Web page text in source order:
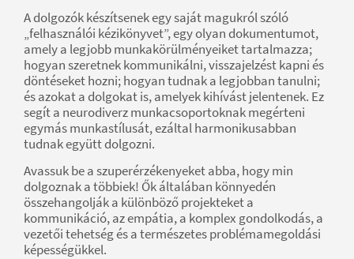
A dolgozók készítsenek egy saját magukról szóló
„felhasználói kézikönyvet”, egy olyan dokumentumot,
amely a legjobb munkakörülményeiket tartalmazza;
hogyan szeretnek kommunikálni, visszajelzést kapni és
döntéseket hozni; hogyan tudnak a legjobban tanulni;
és azokat a dolgokat is, amelyek kihívást jelentenek. Ez
segít a neurodiverz munkacsoportoknak megérteni
egymás munkastílusát, ezáltal harmonikusabban
tudnak együtt dolgozni.
Avassuk be a szuperérzékenyeket abba, hogy min
dolgoznak a többiek! Ők általában könnyedén
összehangolják a különböző projekteket a
kommunikáció, az empátia, a komplex gondolkodás, a
vezetői tehetség és a természetes problémamegoldási
képességükkel.